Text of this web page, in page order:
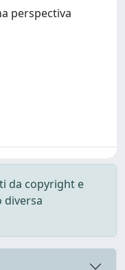
perspectiva
da copyright e
diversa